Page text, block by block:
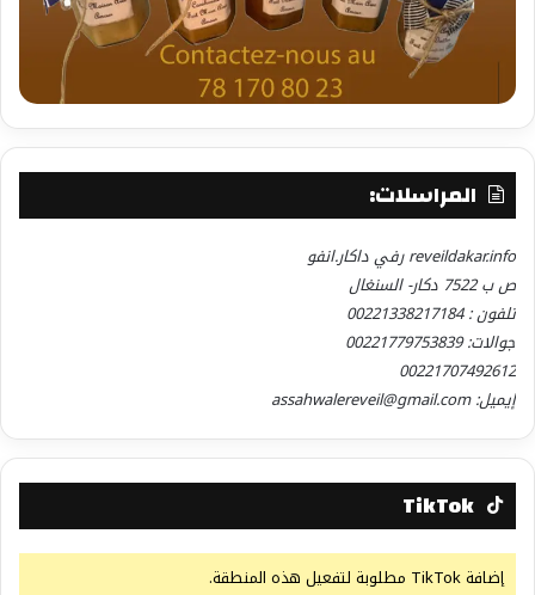
المراسلات:
reveildakar.info رفي داكار.انفو
ص ب 7522 دكار- السنغال
تلفون : 00221338217184
جوالات: 00221779753839
00221707492612
إيميل: assahwalereveil@gmail.com
TikTok
إضافة TikTok مطلوبة لتفعيل هذه المنطقة.